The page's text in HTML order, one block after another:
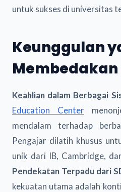
untuk sukses di universitas
Keunggulan
Membedakan
Keahlian dalam Berbagai
Education Center
mendalam terhadap
Pengajar dilatih khusus
unik dari IB, Cambridge,
Pendekatan Terpadu dari
kekuatan utama adalah